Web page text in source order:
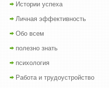
Истории успеха
Личная эффективность
Обо всем
полезно знать
психология
Работа и трудоустройство